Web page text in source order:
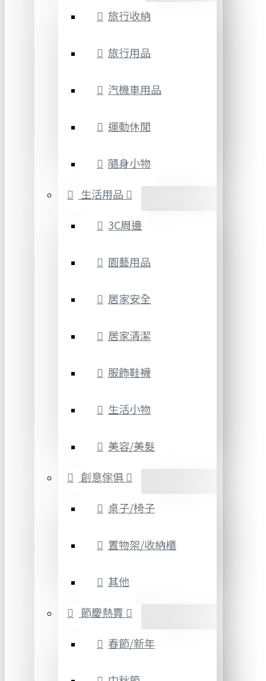
旅行收納
旅行用品
汽機車用品
運動休閒
隨身小物
生活用品
3C周邊
園藝用品
居家安全
居家清潔
服飾鞋襪
生活小物
美容/美髮
創意傢俱
桌子/椅子
置物架/收納櫃
其他
節慶熱賣
春節/新年